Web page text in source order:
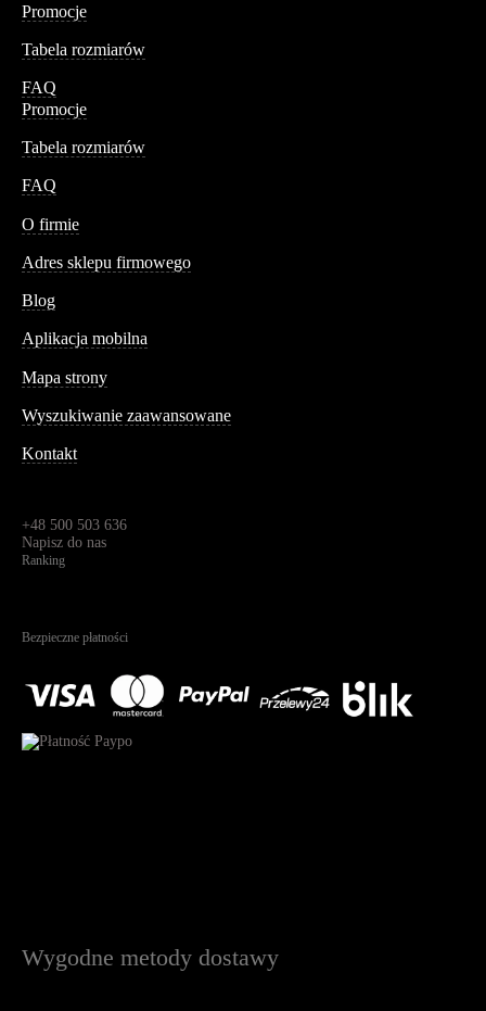
Promocje
Tabela rozmiarów
FAQ
Promocje
Tabela rozmiarów
FAQ
O firmie
Adres sklepu firmowego
Blog
Aplikacja mobilna
Mapa strony
Wyszukiwanie zaawansowane
Kontakt
+48 500 503 636
Napisz do nas
Ranking
Bezpieczne płatności
Wygodne metody dostawy